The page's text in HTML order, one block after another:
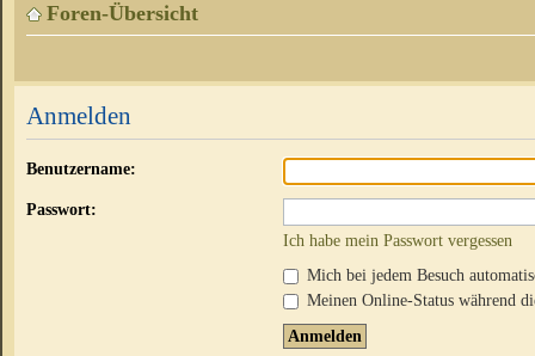
Foren-Übersicht
Anmelden
Benutzername:
Passwort:
Ich habe mein Passwort vergessen
Mich bei jedem Besuch
Meinen Online-Status während